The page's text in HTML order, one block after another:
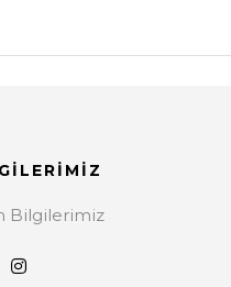
Bilgilerimiz